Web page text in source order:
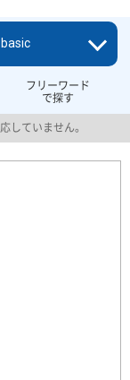
フリーワード
で探す
していません。